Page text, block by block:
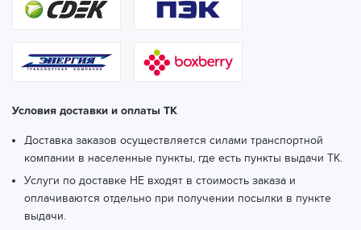
Условия доставки и оплаты ТК
Доставка заказов осуществляется силами транспортной
компании в населенные пункты, где есть пункты выдачи ТК.
Услуги по доставке НЕ входят в стоимость заказа и
оплачиваются отдельно при получении посылки в пункте
выдачи.